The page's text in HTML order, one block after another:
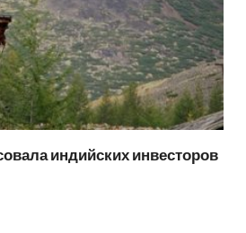
индийских инвесторов